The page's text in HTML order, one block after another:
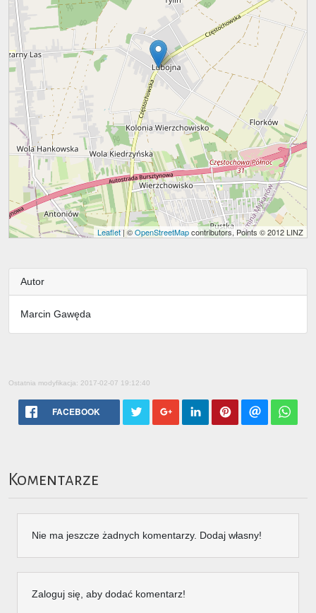
Leaflet | ©OpenStreetMapcontributors, Points © 2012 LINZ
Autor
Marcin Gawęda
Ostatnia modyfikacja: 2017-02-07 19:12:40
FACEBOOK
Komentarze
Nie ma jeszcze żadnych komentarzy. Dodaj własny!
Zaloguj się, aby dodać komentarz!